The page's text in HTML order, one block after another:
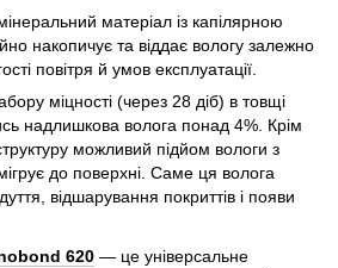
матеріал із капілярною
накопичує та віддає вологу залежно
повітря й умов експлуатації.
міцності (через 28 діб) в товщі
надлишкова волога понад 4%. Крім
можливий підйом вологи з
до поверхні. Саме ця волога
відшарування покриттів і появи
620 — це універсальне